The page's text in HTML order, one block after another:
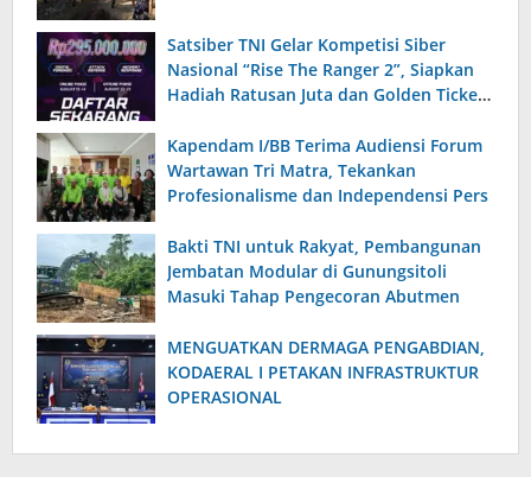
Satsiber TNI Gelar Kompetisi Siber
Nasional “Rise The Ranger 2”, Siapkan
Hadiah Ratusan Juta dan Golden Ticket
Kapendam I/BB Terima Audiensi Forum
Wartawan Tri Matra, Tekankan
Profesionalisme dan Independensi Pers
Bakti TNI untuk Rakyat, Pembangunan
Jembatan Modular di Gunungsitoli
Masuki Tahap Pengecoran Abutmen
MENGUATKAN DERMAGA PENGABDIAN,
KODAERAL I PETAKAN INFRASTRUKTUR
OPERASIONAL